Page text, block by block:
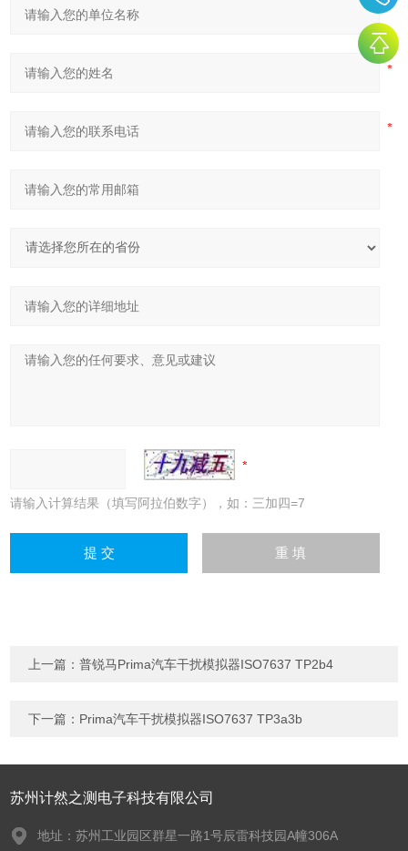
请输入计算结果（填写阿拉伯数字），如：三加四=7
上一篇：普锐马Prima汽车干扰模拟器ISO7637 TP2b4
下一篇： Prima汽车干扰模拟器ISO7637 TP3a3b
苏州计然之测电子科技有限公司
地址：苏州工业园区群星一路1号辰雷科技园A幢306A